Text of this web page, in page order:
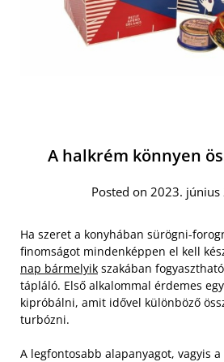
A halkrém könnyen
Posted on 2023. június
Ha szeret a konyhában sürögni-
finomságot mindenképpen el kell
nap bármelyik szakában
tápláló. Első alkalommal érdemes
kipróbálni, amit idővel különböző
turbózni.
A legfontosabb alapanyagot, vagyis